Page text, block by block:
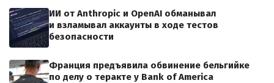
ИИ от Anthropic и OpenAI обманывал
и взламывал аккаунты в ходе тестов
безопасности
Франция предъявила обвинение бельгийке
по делу о теракте у Bank of America